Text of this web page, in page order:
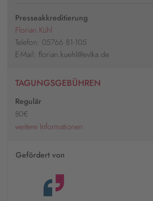
Presseakkreditierung
Florian Kühl
Telefon: 05766 81-105
E-Mail: florian.kuehl@evlka.de
TAGUNGSGEBÜHREN
Regulär
80€
weitere Informationen
Gefördert von